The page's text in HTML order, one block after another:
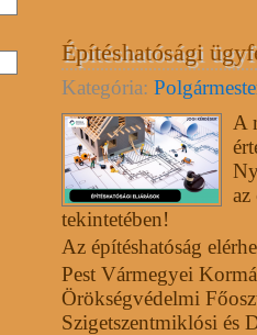
Építéshatósági
Kategória:
A
az
tekintetében!
Az építéshatóság
Pest Vármegyei
Örökségvédelmi
Szigetszentmiklósi és